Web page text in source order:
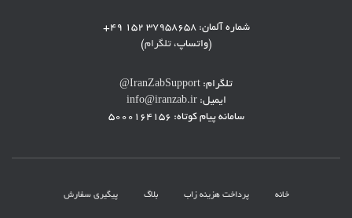
شماره آلمان: +49 152 37958658
(واتساپ،تلگرام)
تلگرام: @IranZabSupport
ایمیل: info@iranzab.ir
سامانه پیام کوتاه: 5000164156
خانه پرداخت هزینه زاب بلاگ پیگیری سفارش